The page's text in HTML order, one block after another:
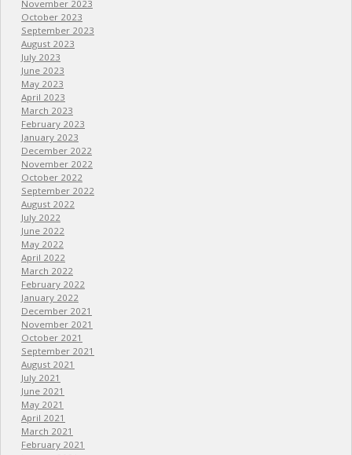
November 2023
October 2023
September 2023
August 2023
July 2023
June 2023
May 2023
April 2023
March 2023
February 2023
January 2023
December 2022
November 2022
October 2022
September 2022
August 2022
July 2022
June 2022
May 2022
April 2022
March 2022
February 2022
January 2022
December 2021
November 2021
October 2021
September 2021
August 2021
July 2021
June 2021
May 2021
April 2021
March 2021
February 2021